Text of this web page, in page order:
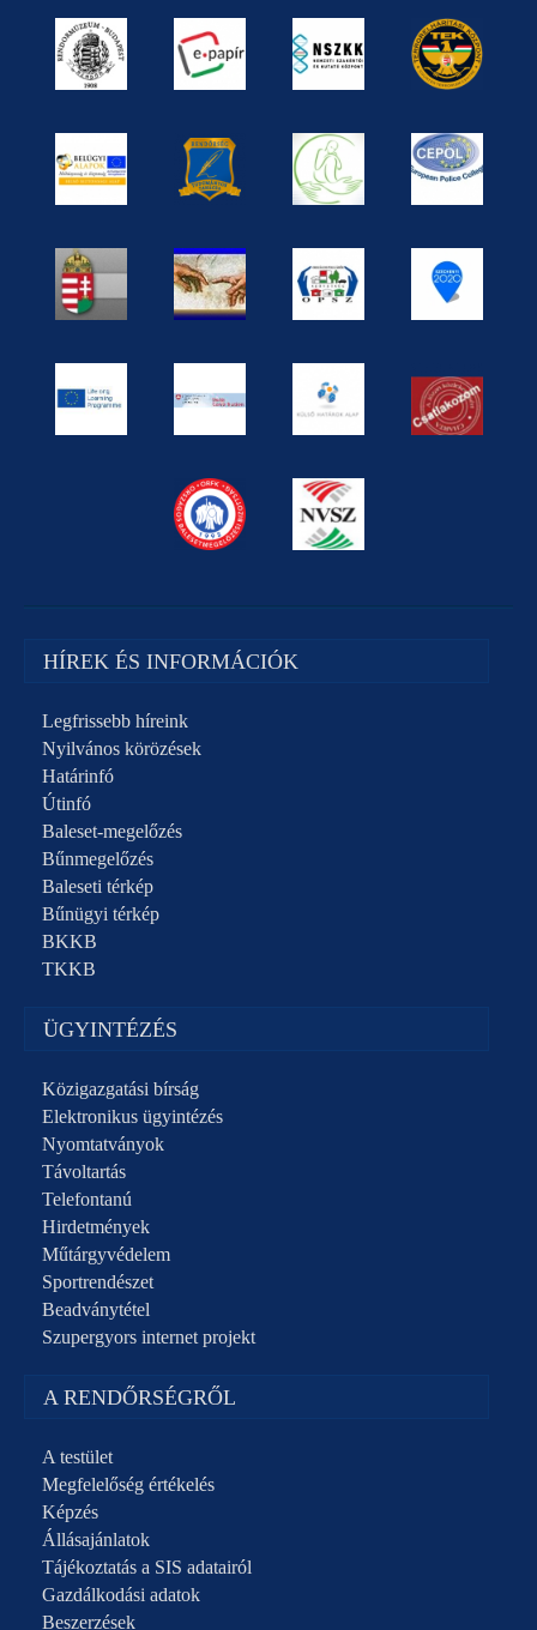
HÍREK ÉS INFORMÁCIÓK
Legfrissebb híreink
Nyilvános körözések
Határinfó
Útinfó
Baleset-megelőzés
Bűnmegelőzés
Baleseti térkép
Bűnügyi térkép
BKKB
TKKB
ÜGYINTÉZÉS
Közigazgatási bírság
Elektronikus ügyintézés
Nyomtatványok
Távoltartás
Telefontanú
Hirdetmények
Műtárgyvédelem
Sportrendészet
Beadványtétel
Szupergyors internet projekt
A RENDŐRSÉGRŐL
A testület
Megfelelőség értékelés
Képzés
Állásajánlatok
Tájékoztatás a SIS adatairól
Gazdálkodási adatok
Beszerzések